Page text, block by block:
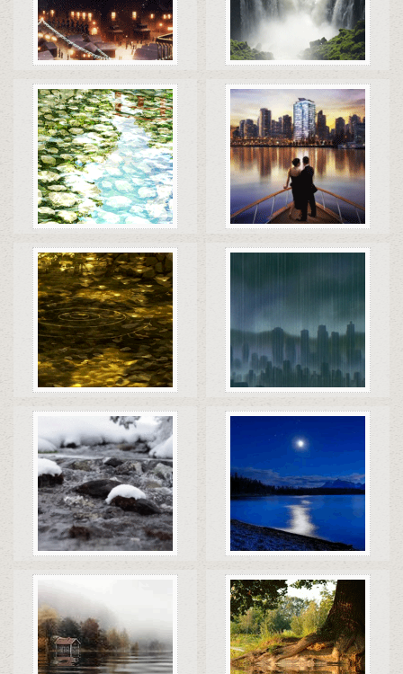
Коды Скачать Коды Скачать
Коды Скачать Коды Скачать
Коды Скачать Коды Скачать